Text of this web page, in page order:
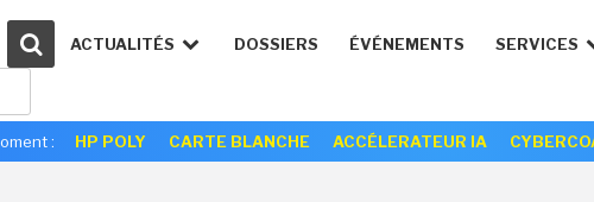
ACTUALITÉS DOSSIERS ÉVÉNEMENTS SERVICES
: HP POLY CARTE BLANCHE ACCÉLERATEUR IA